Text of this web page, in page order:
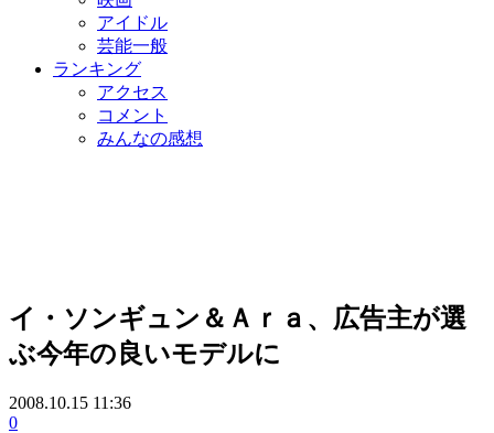
アイドル
芸能一般
ランキング
アクセス
コメント
みんなの感想
イ・ソンギュン＆Ａｒａ、広告主が選
ぶ今年の良いモデルに
2008.10.15 11:36
0